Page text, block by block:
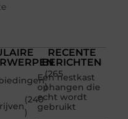
(265
)
(240
)
RECENTE
BERICHTEN
Een nestkast
ophangen die
echt wordt
gebruikt